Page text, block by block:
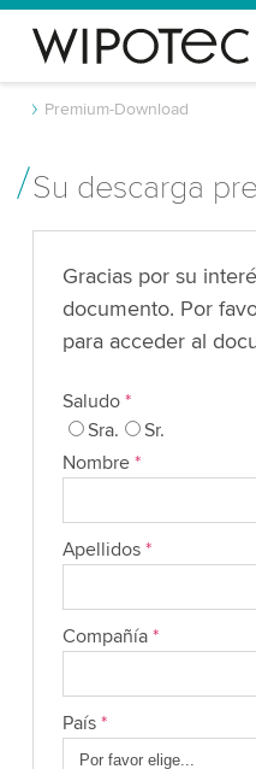
Premium-Download
Su descarga
Gracias por su
documento. Por
para acceder al
Saludo *
Sra.
Sr.
Nombre *
Apellidos *
Compañía *
País *